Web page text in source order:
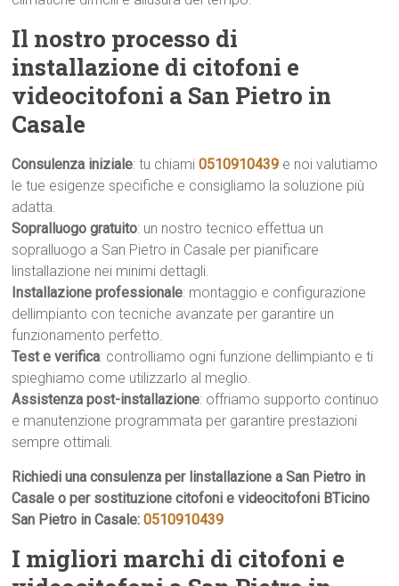
Il nostro processo di
installazione di citofoni e
videocitofoni a San Pietro in
Casale
Consulenza iniziale: tu chiami0510910439 e noi valutiamo
le tue esigenze specifiche e consigliamo la soluzione più
adatta.
Sopralluogo gratuito: un nostro tecnico effettua un
sopralluogo a San Pietro in Casale per pianificare
linstallazione nei minimi dettagli.
Installazione professionale: montaggio e configurazione
dellimpianto con tecniche avanzate per garantire un
funzionamento perfetto.
Test e verifica: controlliamo ogni funzione dellimpianto e ti
spieghiamo come utilizzarlo al meglio.
Assistenza post-installazione: offriamo supporto continuo
e manutenzione programmata per garantire prestazioni
sempre ottimali.
Richiedi una consulenza per linstallazione a San Pietro in
Casale o per sostituzione citofoni e videocitofoni BTicino
San Pietro in Casale: 0510910439
I migliori marchi di citofoni e